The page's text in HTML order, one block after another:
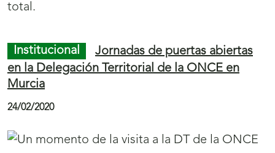
e
c
c
ó
e
c
c
ó
total.
Institucional
Jornadas de puertas abiertas
en la Delegación Territorial de la ONCE en
Murcia
24/02/2020